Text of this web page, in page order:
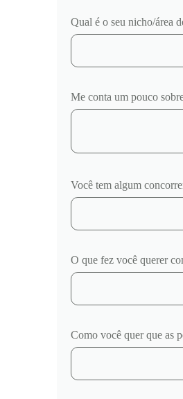
Qual é o seu nicho/área
Me conta um pouco
Você tem algum
O que fez você querer
Como você quer que as